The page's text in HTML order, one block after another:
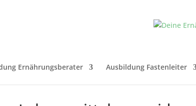
Ernährungsberater Ausbildung Fastenleiter